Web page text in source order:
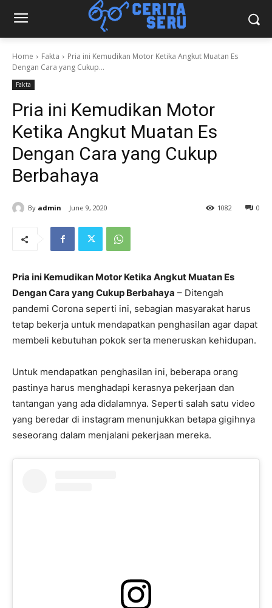
Home Fakta
Pria ini Kemudikan Motor Ketika Angkut Muatan Es
Dengan Cara yang Cukup...
Fakta
Pria ini Kemudikan Motor
Ketika Angkut Muatan Es
Dengan Cara yang Cukup
Berbahaya
By admin June 9, 2020 0
1082
Pria ini Kemudikan Motor Ketika Angkut Muatan Es
Dengan Cara yang Cukup Berbahaya – Ditengah
pandemi Corona seperti ini, sebagian masyarakat harus
tetap bekerja untuk mendapatkan penghasilan agar dapat
membeli kebutuhan pokok serta meneruskan kehidupan.
Untuk mendapatkan penghasilan ini, beberapa orang
pastinya harus menghadapi kerasnya pekerjaan dan
tantangan yang ada didalamnya. Seperti salah satu video
yang beredar di instagram menunjukkan betapa gigihnya
seseorang dalam menjalani pekerjaan mereka.